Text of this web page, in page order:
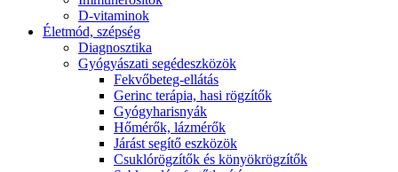
D-vitaminok
Életmód, szépség
Diagnosztika
Gyógyászati segédeszközök
Fekvőbeteg-ellátás
Gerinc terápia, hasi rögzítők
Gyógyharisnyák
Hőmérők, lázmérők
Járást segítő eszközök
Csuklórögzítők és könyökrögzítők